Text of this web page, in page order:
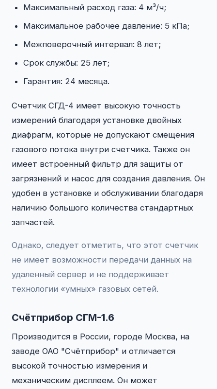
Максимальный расход газа: 4 м³/ч;
Максимальное рабочее давление: 5 кПа;
Межповерочный интервал: 8 лет;
Срок службы: 25 лет;
Гарантия: 24 месяца.
Счетчик СГД-4 имеет высокую точность
измерений благодаря установке двойных
диафрагм, которые не допускают смещения
газового потока внутри счетчика. Также он
имеет встроенный фильтр для защиты от
загрязнений и насос для создания давления. Он
удобен в установке и обслуживании благодаря
наличию большого количества стандартных
запчастей.
Однако, следует отметить, что этот счетчик
не имеет возможности передачи данных на
удаленный сервер и не поддерживает
технологии «умных» газовых сетей.
Счётприбор СГМ-1.6
Производится в России, городе Москва, на
заводе ОАО "Счётприбор" и отличается
высокой точностью измерения и
механическим дисплеем. Он может